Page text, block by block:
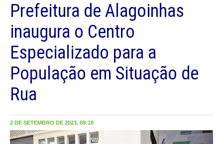
Prefeitura de Alagoinhas
inaugura o Centro
Especializado para a
População em Situação de
Rua
2 DE SETEMBRO DE 2023, 09:18